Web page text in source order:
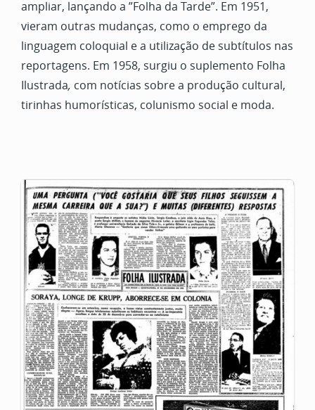
ampliar, lançando a ”Folha da Tarde”. Em 1951,
vieram outras mudanças, como o emprego da
linguagem coloquial e a utilização de subtítulos nas
reportagens. Em 1958, surgiu o suplemento Folha
Ilustrada, com notícias sobre a produção cultural,
tirinhas humorísticas, colunismo social e moda.